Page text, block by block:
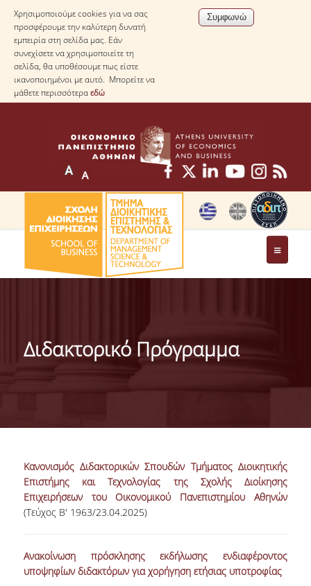
Χρησιμοποιούμε cookies για να σας
προσφέρουμε την καλύτερη δυνατή
εμπειρία στη σελίδα μας. Εάν
συνεχίσετε να χρησιμοποιείτε τη
σελίδα, θα υποθέσουμε πως είστε
ικανοποιημένοι με αυτό. Μπορείτε να
μάθετε περισσότεραεδώ
ΤΟ ΤΜΗΜΑ
ΤΑΥΤΟΤΗΤΑ ΤΟΥ ΤΜΗΜΑΤΟΣ
ΑΠΟΣΤΟΛΗ ΤΟΥ ΤΜΗΜΑΤΟΣ
TESTIMONIALS ΔΙΑΚΡΙΣΕΩΝ
ΕΠΑΓΓΕΛΜΑΤΙΚΕΣ ΠΡΟΟΠΤΙΚΕΣ
ΠΡΟΓΡΑΜΜΑ ΥΠΟΤΡΟΦΙΩΝ
Διδακτορικό Πρόγραμμα
Κανονισμός Διδακτορικών Σπουδών Τμήματος Διοικητικής
Επιστήμης και Τεχνολογίας της Σχολής Διοίκησης
Επιχειρήσεων του Οικονομικού Πανεπιστημίου Αθηνών
(Τεύχος Β' 1963/23.04.2025)
Ανακοίνωση πρόσκλησης εκδήλωσης ενδιαφέροντος
υποψηφίων διδακτόρων για χορήγηση ετήσιας υποτροφίας